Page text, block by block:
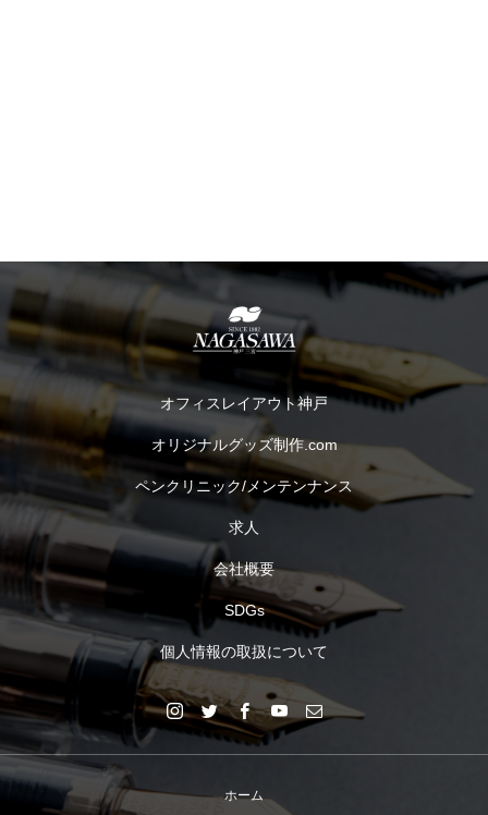
オフィスレイアウト神戸
オリジナルグッズ制作.com
ペンクリニック/メンテンナンス
求人
会社概要
SDGs
個人情報の取扱について
ホーム